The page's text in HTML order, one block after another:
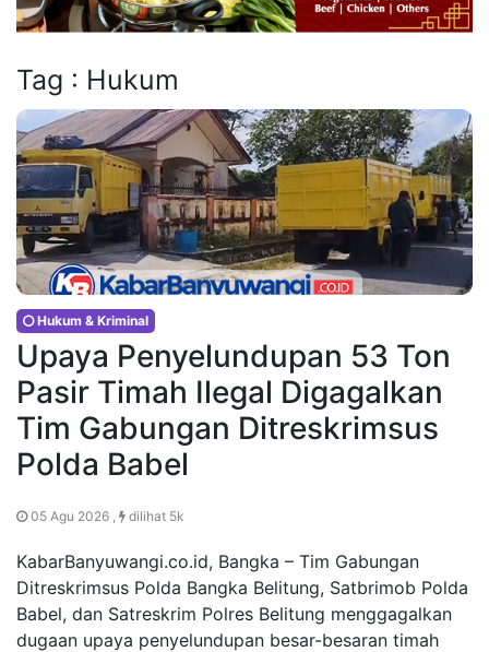
Tag : Hukum
Hukum & Kriminal
Upaya Penyelundupan 53 Ton
Pasir Timah Ilegal Digagalkan
Tim Gabungan Ditreskrimsus
Polda Babel
05 Agu 2026 , dilihat 5k
KabarBanyuwangi.co.id, Bangka – Tim Gabungan
Ditreskrimsus Polda Bangka Belitung, Satbrimob Polda
Babel, dan Satreskrim Polres Belitung menggagalkan
dugaan upaya penyelundupan besar-besaran timah